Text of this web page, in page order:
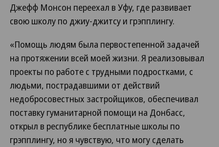
Джефф Монсон переехал в Уфу, где развивает
свою школу по джиу-джитсу и грэпплингу.
«Помощь людям была первостепенной задачей
на протяжении всей моей жизни. Я реализовывал
проекты по работе с трудными подростками, с
людьми, пострадавшими от действий
недобросовестных застройщиков, обеспечивал
поставку гуманитарной помощи на Донбасс,
открыл в республике бесплатные школы по
грэпплингу, но я чувствую, что могу сделать